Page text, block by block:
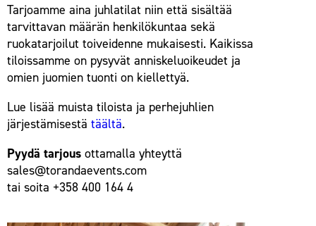
Tarjoamme aina juhlatilat niin että sisältää
tarvittavan määrän henkilökuntaa sekä
ruokatarjoilut toiveidenne mukaisesti. Kaikissa
tiloissamme on pysyvät anniskeluoikeudet ja
omien juomien tuonti on kiellettyä.
Lue lisää muista tiloista ja perhejuhlien
järjestämisestä täältä.
Pyydä tarjous ottamalla yhteyttä
sales@torandaevents.com
tai soita +358 400 164 4